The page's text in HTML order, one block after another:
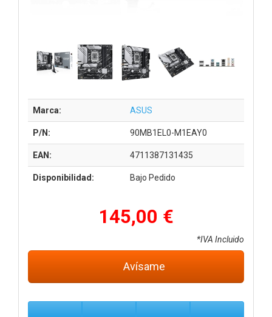
Marca: ASUS
P/N: 90MB1EL0-M1EAY0
EAN: 4711387131435
Disponibilidad: Bajo Pedido
145,00 €
*IVA Incluido
Avísame